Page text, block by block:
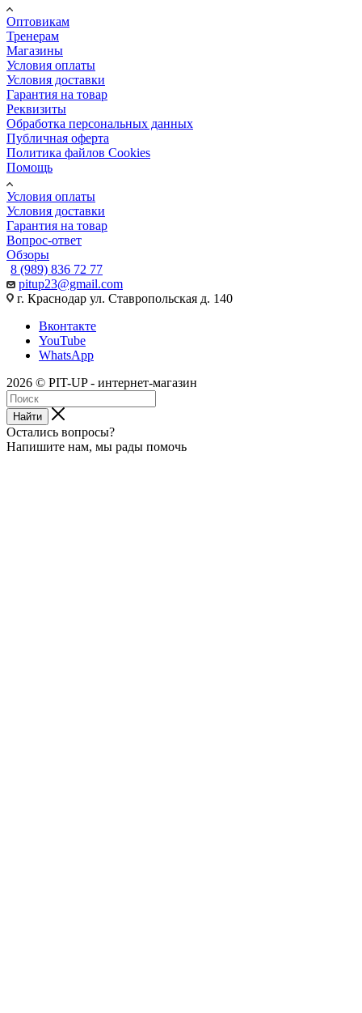
Оптовикам
Тренерам
Магазины
Условия оплаты
Условия доставки
Гарантия на товар
Реквизиты
Обработка персональных данных
Публичная оферта
Политика файлов Cookies
Помощь
Условия оплаты
Условия доставки
Гарантия на товар
Вопрос-ответ
Обзоры
8 (989) 836 72 77
pitup23@gmail.com
г. Краснодар ул. Ставропольская д. 140
Вконтакте
YouTube
WhatsApp
2026 © PIT-UP - интернет-магазин
Найти
Остались вопросы?
Напишите нам, мы рады помочь